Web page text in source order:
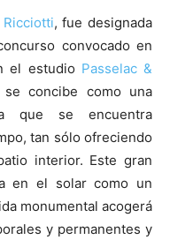
Ricciotti, fue designada
convocado en
el estudio Passelac &
concibe como una
que se encuentra
tan sólo ofreciendo
interior. Este gran
en el solar como un
monumental acogerá
y permanentes y